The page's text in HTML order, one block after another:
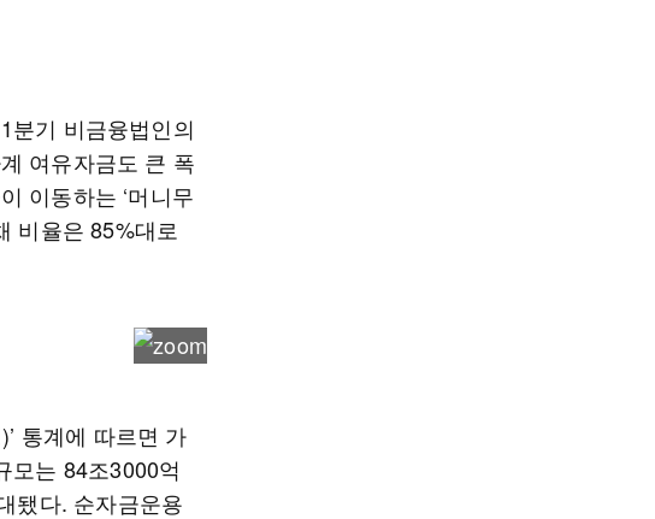
분기 비금융법인의
여유자금도 큰 폭
이동하는 ‘머니무
비율은 85%대로
통계에 따르면 가
모는 84조3000억
됐다. 순자금운용